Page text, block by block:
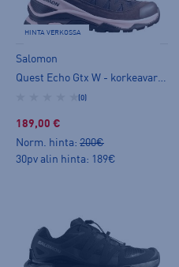
HINTA VERKOSSA
Salomon
Quest Echo Gtx W - korkeavartinen vaelluskenkä
(0)
189,00 €
Norm. hinta: 200€
30pv alin hinta: 189€